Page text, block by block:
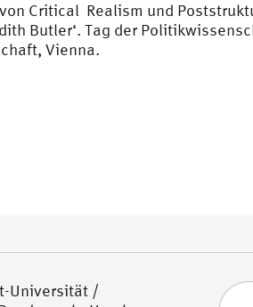
Critical Realism und
Butler‘. Tag der
Vienna.
Universität /